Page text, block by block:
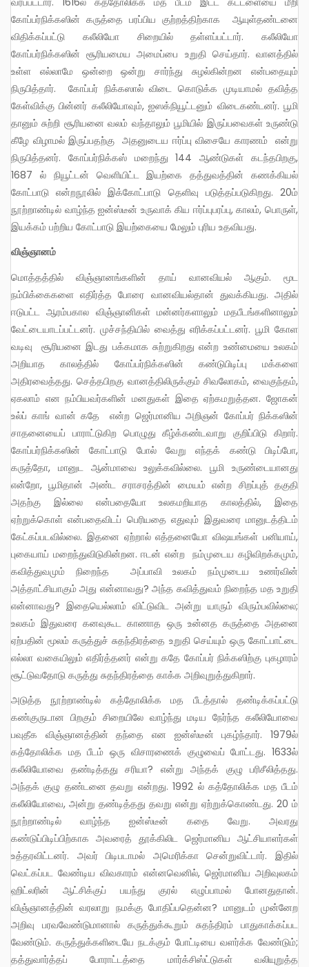
கோப்பர்நிக்கஸின் கருத்தை பரப்பிய குற்றத்திற்காக ஆயுள்தண்டனை
விதிக்கப்பட்டு கலீலியோ சிறையில் தள்ளப்பட்டார். கலீலியோ
கோப்பர்நிக்கஸின் சூரியமைய அமைப்பை உறுதி செய்தார். வானத்தில்
உள்ள எல்லாமே ஒன்றை ஒன்று சார்ந்து சுழல்கின்றன என்பதையும்
நிருபித்தார். கோப்பர் நிக்கஸால் விடை கொடுக்க முடியாமல் தவித்த
கேள்விக்கு பின்னர் கலீலியோவும், ஐஸக்நியூட்டனும் விடைகண்டனர். பூமி
தானும் சுற்றி சூரியனை வலம் வந்தாலும் பூமியில் இருப்பவைகள் உருண்டு
கீழே விழாமல் இருப்பதற்கு அதனுடைய ஈர்ப்பு விசையே காரணம் என்று
நிருபித்தனர். கோப்பர்நிக்கஸ் மறைந்து 144 ஆண்டுகள் கடந்தபிறகு,
1687 ல் நியூட்டன் வெளியிட்ட இயற்கை தத்துவத்தின் கணக்கியல்
கோட்பாடு என்றநூலில் இக்கோட்பாடு தெளிவு படுத்தப்படுகிறது. 20ம்
நூற்றாண்டில் வாழ்ந்த ஐன்ஸ்டீன் உருவாக் கிய ஈர்ப்புபரப்பு, காலம், பொருள்,
இயக்கம் பற்றிய கோட்பாடு இயற்கையை மேலும் புரிய உதவியது.
விஞ்ஞானம்
மொத்தத்தில் விஞ்ஞானங்களின் தாய் வானவியல் ஆகும். மூட
நம்பிக்கைகளை எதிர்த்த போரை வானவியல்தான் துவக்கியது. அதில்
ஈடுபட்ட ஆரம்பகால விஞ்ஞானிகள் மன்னர்களாலும் மதபீடங்களினாலும்
வேட்டையாடப்பட்டனர். முச்சந்தியில் வைத்து எரிக்கப்பட்டனர். பூமி கோள
வடிவு சூரியனை இடது பக்கமாக சுற்றுகிறது என்ற உண்மையை உலகம்
அறியாத காலத்தில் கோப்பர்நிக்கஸின் கண்டுபிடிப்பு மக்களை
அதிரவைத்தது. செத்தபிறகு வானத்திலிருக்கும் சிவலோகம், வைகுந்தம்,
ஏகலாம் என நம்பியவர்களின் மனதுகள் இதை ஏற்கமறுத்தன. ஜோகன்
உல்ப் காங் வான் கதே என்ற ஜெர்மானிய அறிஞன் கோப்பர் நிக்கஸின்
சாதனையைப் பாராட்டுகிற பொழுது கீழ்க்கண்டவாறு குறிப்பிடு கிறார்.
கோப்பர்நிக்கஸின் கோட்பாடு போல் வேறு எந்தக் கண்டு பிடிப்போ,
கருத்தோ, மானுட ஆன்மாவை உலுக்கவில்லை. பூமி உருண்டையானது
என்றோ, பூமிதான் அண்ட சராசரத்தின் மையம் என்ற சிறப்புத் தகுதி
அதற்கு இல்லை என்பதையோ உலகமறியாத காலத்தில், இதை
ஏற்றுக்கொள் என்பதைவிடப் பெரியதை எதுவும் இதுவரை மானுடத்திடம்
கேட்கப்படவில்லை. இதனை ஏற்றால் எத்தனையோ விஷயங்கள் பனியாய்,
புகையாய் மறைந்துவிடுகின்றன. ஈடன் என்ற நம்முடைய கழிவிறக்கமும்,
கவித்துவமும் நிறைந்த அப்பாவி உலகம் நம்முடைய உணர்வின்
அத்தாட்சியாகும் அது என்னாவது? அந்த கவித்துவம் நிறைந்த மத உறுதி
என்னாவது? இதையெல்லாம் விட்டுவிட அன்று யாரும் விரும்பவில்லை;
உலகம் இதுவரை கனவுகூட காணாத ஒரு உன்னத கருத்தை அதனை
ஏற்பதின் மூலம் கருத்துச் சுதந்திரத்தை உறுதி செய்யும் ஒரு கோட்பாட்டை
எல்லா வகையிலும் எதிர்த்தனர் என்று கதே கோப்பர் நிக்கஸிற்கு புகழாரம்
சூட்டுவதோடு கருத்து சுதந்திரத்தை காக்க அறிவுறுத்துகிறார்.
அடுத்த நூற்றாண்டில் கத்தோலிக்க மத பீடத்தால் தண்டிக்கப்பட்டு
கண்குருடான பிறகும் சிறையிலே வாழ்ந்து மடிய நேர்ந்த கலீலியோவை
பவுதீக விஞ்ஞானத்தின் தந்தை என ஐன்ஸ்டீன் புகழ்ந்தார். 1979ல்
கத்தோலிக்க மத பீடம் ஒரு விசாரணைக் குழுவைப் போட்டது. 1633ல்
கலீலியோவை தண்டித்தது சரியா? என்று அந்தக் குழு பரிசீலித்தது.
அந்தக் குழு தண்டனை தவறு என்றது. 1992 ல் கத்தோலிக்க மத பீடம்
கலீலியோவை, அன்று தண்டித்தது தவறு என்று ஏற்றுக்கொண்டது. 20 ம்
நூற்றாண்டில் வாழ்ந்த ஐன்ஸ்டீன் கதை வேறு. அவரது
கண்டுப்பிடிப்பிற்காக அவரைத் தூக்கிலிட ஜெர்மானிய ஆட்சியாளர்கள்
உத்தரவிட்டனர். அவர் பிடிபடாமல் அமெரிக்கா சென்றுவிட்டார். இதில்
வெட்கப்பட வேண்டிய விவகாரம் என்னவெனில், ஜெர்மானிய அறிவுலகம்
ஹிட்லரின் ஆட்சிக்குப் பயந்து குரல் எழுப்பாமல் போனதுதான்.
விஞ்ஞானத்தின் வரலாறு நமக்கு போதிப்பதென்ன? மானுடம் முன்னேற
அறிவு பரவவேண்டுமானால் கருத்துக்கூறும் சுதந்திரம் பாதுகாக்கப்பட
வேண்டும். கருத்துக்களிடையே நடக்கும் போட்டியை வளர்க்க வேண்டும்;
தத்துவார்த்தப் போராட்டத்தை மார்க்சிஸ்ட்டுகள் வலியுறுத்த